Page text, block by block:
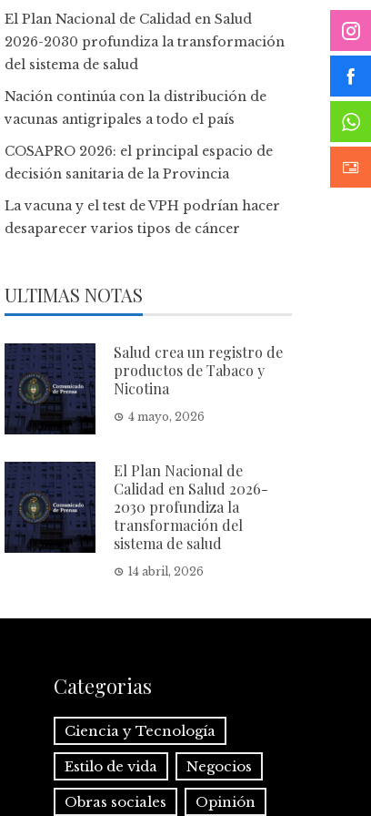
El Plan Nacional de Calidad en Salud
2026-2030 profundiza la transformación
del sistema de salud
Nación continúa con la distribución de
vacunas antigripales a todo el país
COSAPRO 2026: el principal espacio de
decisión sanitaria de la Provincia
La vacuna y el test de VPH podrían hacer
desaparecer varios tipos de cáncer
ULTIMAS NOTAS
Salud crea un registro de
productos de Tabaco y
Nicotina
4 mayo, 2026
El Plan Nacional de
Calidad en Salud 2026-
2030 profundiza la
transformación del
sistema de salud
14 abril, 2026
Categorias
Ciencia y Tecnología
Estilo de vida Negocios
Obras sociales Opinión